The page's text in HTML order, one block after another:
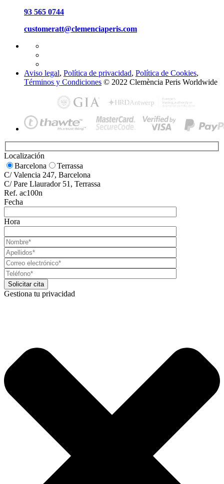
93 565 0744
customeratt@clemenciaperis.com
Aviso legal, Política de privacidad, Política de Cookies,
Términos y Condiciones © 2022 Clemència Peris Worldwide
Localización
Barcelona
Terrassa
C/ Valencia 247, Barcelona
C/ Pare Llaurador 51, Terrassa
Ref. ac100n
Fecha
Hora
Gestiona tu privacidad